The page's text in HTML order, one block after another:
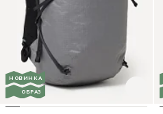
НОВИНКА
ОБРАЗ